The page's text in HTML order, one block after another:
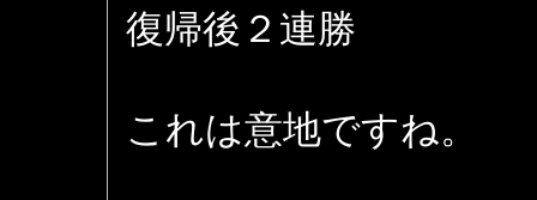
復帰後２連勝
これは意地ですね。